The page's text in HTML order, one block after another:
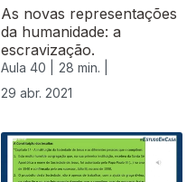
As novas representações
da humanidade: a
escravização.
Aula 40 |
28 min. |
29 abr. 2021